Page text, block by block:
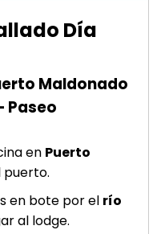
Día
Maldonado
Paseo
en Puerto
puerto.
en bote por el río
al lodge.